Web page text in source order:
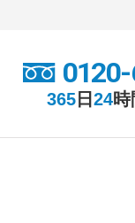
365 日 24時